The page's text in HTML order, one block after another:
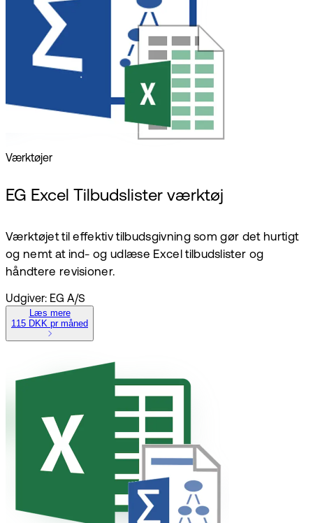
Værktøjer
EG Excel Tilbudslister værktøj
Værktøjet til effektiv tilbudsgivning som gør det hurtigt
og nemt at ind- og udlæse Excel tilbudslister og
håndtere revisioner.
Udgiver: EG A/S
Læs mere
115 DKK pr måned